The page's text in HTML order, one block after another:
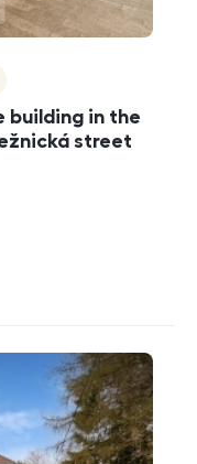
building in the
street